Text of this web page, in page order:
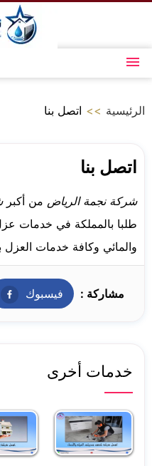
المحتوى
القائمة
الرئيسية >> اتصل بنا
اتصل بنا
شركة نجمة الرياض من أكبر
طلبا بالمملكة في خدمات
والمائي وكافة خدمات العزل بالضمان
مشاركة : فيسبوك
خدمات أخرى